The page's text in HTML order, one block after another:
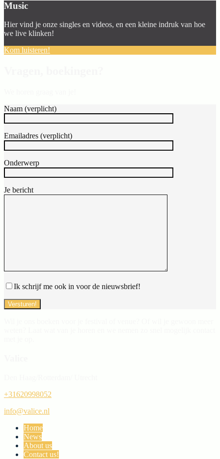
Music
Hier vind je onze singles en videos, en een kleine indruk van hoe
we live klinken!
Kom luisteren!
Naam (verplicht)
Emailadres (verplicht)
Onderwerp
Je bericht
Ik schrijf me ook in voor de nieuwsbrief!
+31620998052
info@valice.nl
Home
News
About us
Contact us!